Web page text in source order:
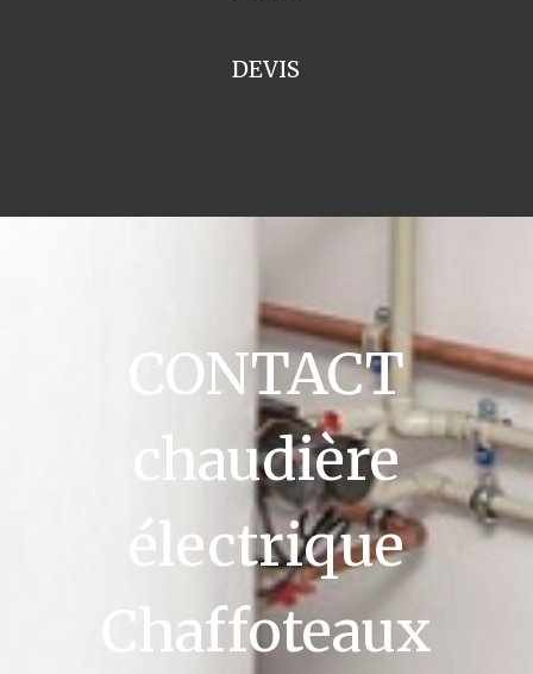
DEVIS
CONTACT
chaudière
électrique
Chaffoteaux